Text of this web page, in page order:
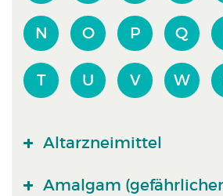
N O P Q
T U V W
Altarzneimittel
Amalgam